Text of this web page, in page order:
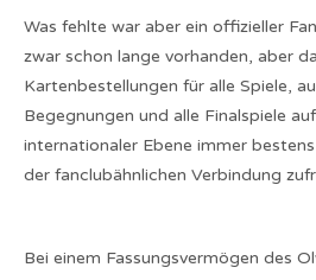
Was fehlte war aber ein offizieller
zwar schon lange vorhanden, aber
Kartenbestellungen für alle Spiele,
Begegnungen und alle Finalspiele
internationaler Ebene immer
der fanclubähnlichen Verbindung
Bei einem Fassungsvermögen des